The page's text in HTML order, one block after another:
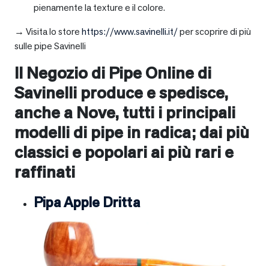
pienamente la texture e il colore.
→ Visita lo storehttps://www.savinelli.it/per scoprire di più
sulle pipe Savinelli
Il Negozio di Pipe Online di
Savinelli produce e spedisce,
anche a Nove, tutti i principali
modelli di pipe in radica; dai più
classici e popolari ai più rari e
raffinati
Pipa Apple Dritta